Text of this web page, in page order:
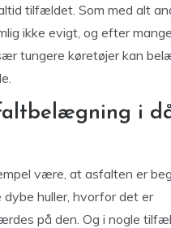
tilfældet. Som med alt
ikke evigt, og efter
tungere køretøjer kan
i
være, at asfalten er
huller, hvorfor det er
på den. Og i nogle